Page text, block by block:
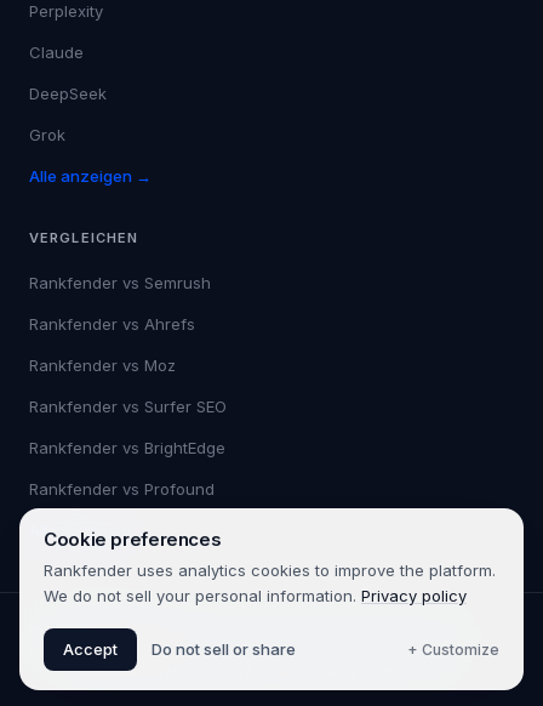
Perplexity
Claude
DeepSeek
Grok
Alle anzeigen →
VERGLEICHEN
Rankfender vs Semrush
Rankfender vs Ahrefs
Rankfender vs Moz
Rankfender vs Surfer SEO
Rankfender vs BrightEdge
Rankfender vs Profound
Alle anzeigen →
©2026Rankfender.
Produkt von 361SEO.
Datenschutzerklärung
Cookie preferences
Rankfender uses analytics cookies to improve the platform.
We do not sell your personal information. Privacy policy
Accept Do not sell or share + Customize